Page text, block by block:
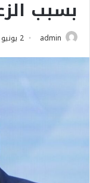
بسبب
admin 2 يونيو 2026